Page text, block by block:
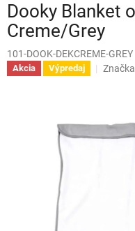
Dooky Blanket
Creme/Grey
101-DOOK-DEKCREME-GREY
Akcia Výpredaj